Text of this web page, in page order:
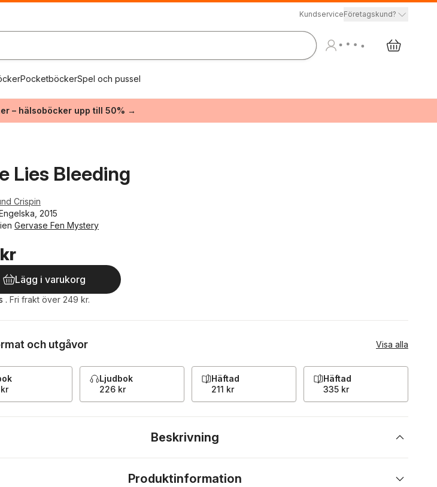
KundserviceFöretagskund?
PocketböckerSpel och pussel
– hälsoböcker upp till 50% →
Lies Bleeding
Crispin
2015
Gervase Fen Mystery
Lägg i varukorg
. Fri frakt över 249 kr.
och utgåvor Visa alla
Ljudbok
226 kr
Häftad
211 kr
Häftad
335 kr
Beskrivning
Produktinformation